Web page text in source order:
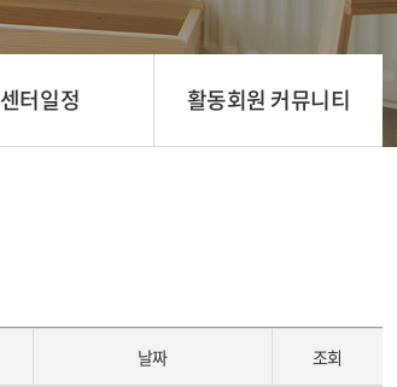
센터일정 활동회원 커뮤니티
날짜 조회